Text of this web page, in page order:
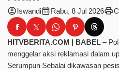
account_circleIswandicalendar_month Rabu, 8 Jul 2026print
HITVBERITA.COM | BABEL –
menggelar aksi reklamasi dalam
Serumpun Sebalai dikawasan